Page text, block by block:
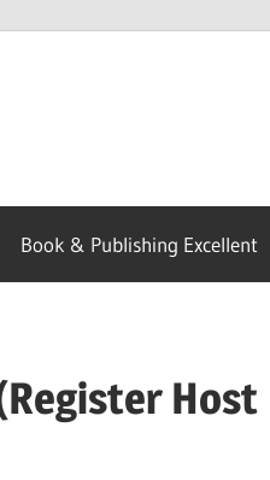
Book & Publishing Excellent
Host